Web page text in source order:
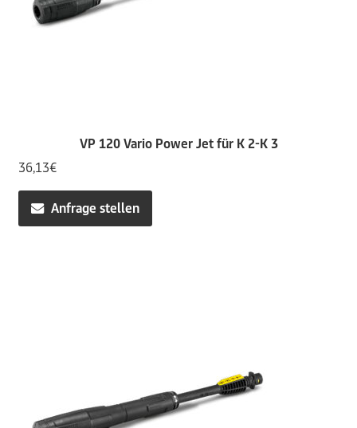
VP 120 Vario Power Jet für K 2-K 3
36,13€
Anfrage stellen